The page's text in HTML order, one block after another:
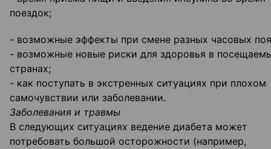
поездок;
- возможные эффекты при смене разных часовых
- возможные новые риски для здоровья в
странах;
- как поступать в экстренных ситуациях при плохом
самочувствии или заболевании.
Заболевания и травмы
В следующих ситуациях ведение диабета может
потребовать большой осторожности (например,